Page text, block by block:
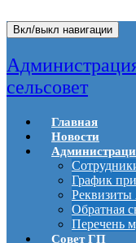
Вкл/выкл навигации
сельсовет
Главная
Новости
График
Обратная
Перечень
Совет ГП